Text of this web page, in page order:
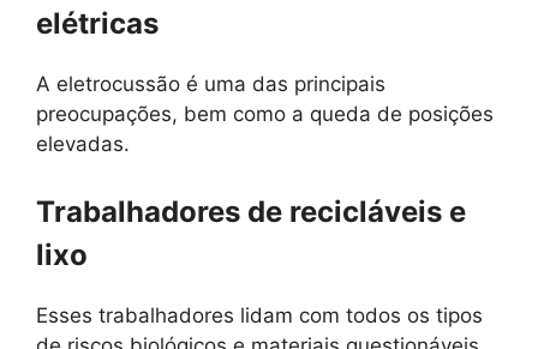
elétricas
A eletrocussão é uma das principais
preocupações, bem como a queda de posições
elevadas.
Trabalhadores de recicláveis e
lixo
Esses trabalhadores lidam com todos os tipos